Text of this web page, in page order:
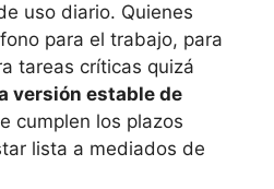
uso diario. Quienes
para el trabajo, para
tareas críticas quizá
versión estable de
cumplen los plazos
lista a mediados de